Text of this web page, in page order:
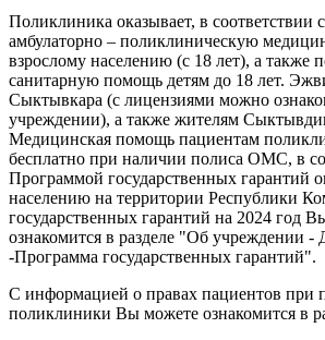
Поликлиника оказывает, в соответствии
амбулаторно – поликлиническую
взрослому населению (с 18 лет), а также
санитарную помощь детям до 18 лет.
Сыктывкара (с лицензиями можно
учреждении), а также жителям
Медицинская помощь пациентам
бесплатно при наличии полиса ОМС, в
Программой государственных гарантий
населению на территории Республики
государственных гарантий на 2024 год
ознакомится в разделе "Об учреждении -
-Программа государственных гарантий".
С информацией о правах пациентов при
поликлиники Вы можете ознакомится в